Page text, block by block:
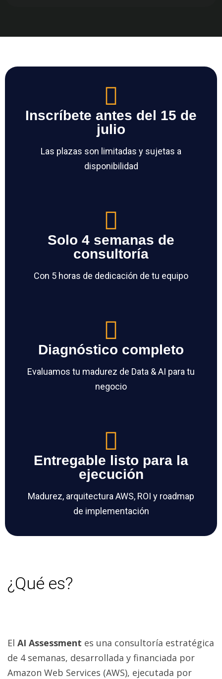
Inscríbete antes del 15 de
julio
Las plazas son limitadas y sujetas a
disponibilidad
Solo 4 semanas de
consultoría
Con 5 horas de dedicación de tu equipo
Diagnóstico completo
Evaluamos tu madurez de Data & AI para tu
negocio
Entregable listo para la
ejecución
Madurez, arquitectura AWS, ROI y roadmap
de implementación
¿Qué es?
El AI Assessment es una consultoría estratégica
de 4 semanas, desarrollada y financiada por
Amazon Web Services (AWS), ejecutada por